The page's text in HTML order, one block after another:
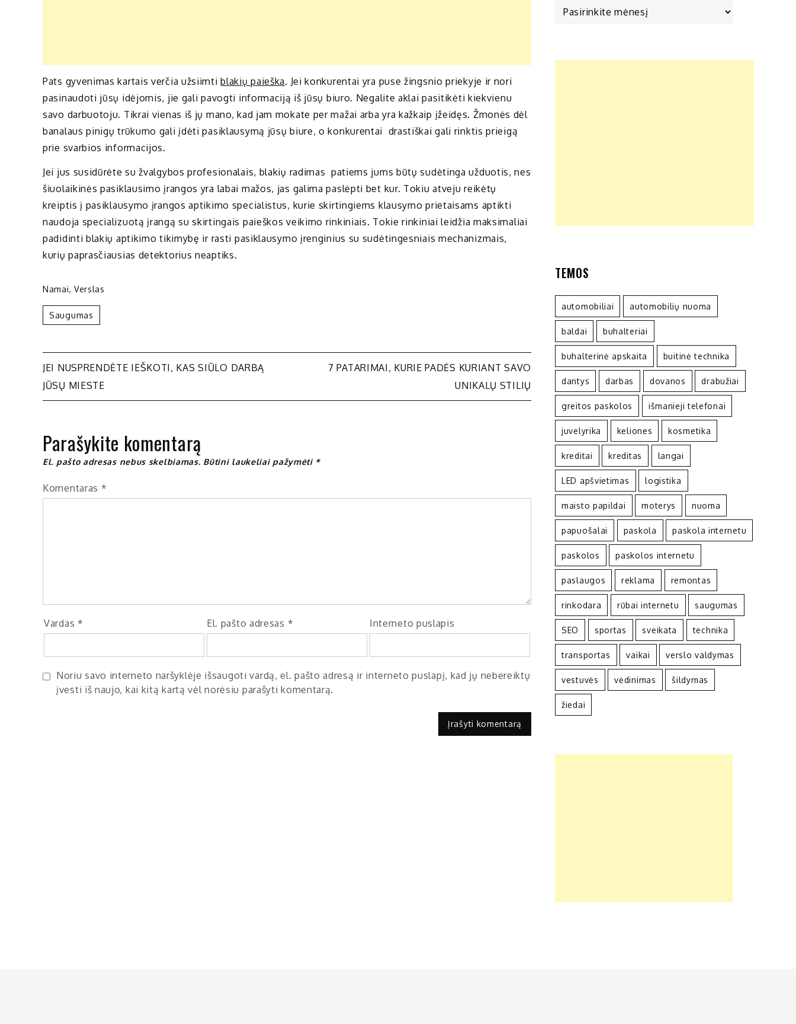
Pats gyvenimas kartais verčia užsiimtiblakių paieška. Jei konkurentai yra puse žingsnio priekyje ir nori
pasinaudoti jūsų idėjomis, jie gali pavogti informaciją iš jūsų biuro. Negalite aklai pasitikėti kiekvienu
savo darbuotoju. Tikrai vienas iš jų mano, kad jam mokate per mažai arba yra kažkaip įžeidęs. Žmonės dėl
banalaus pinigų trūkumo gali įdėti pasiklausymą jūsų biure, o konkurentai drastiškai gali rinktis prieigą
prie svarbios informacijos.
Jei jus susidūrėte su žvalgybos profesionalais, blakių radimas patiems jums būtų sudėtinga užduotis, nes
šiuolaikinės pasiklausimo įrangos yra labai mažos, jas galima paslėpti bet kur. Tokiu atveju reikėtų
kreiptis į pasiklausymo įrangos aptikimo specialistus, kurie skirtingiems klausymo prietaisams aptikti
naudoja specializuotą įrangą su skirtingais paieškos veikimo rinkiniais. Tokie rinkiniai leidžia maksimaliai
padidinti blakių aptikimo tikimybę ir rasti pasiklausymo įrenginius su sudėtingesniais mechanizmais,
kurių paprasčiausias detektorius neaptiks.
Namai, Verslas
Saugumas
Navigacija
tarp
įrašų
JEI NUSPRENDĖTE IEŠKOTI, KAS SIŪLO DARBĄ
JŪSŲ MIESTE
7 PATARIMAI, KURIE PADĖS KURIANT SAVO
UNIKALŲ STILIŲ
Parašykite komentarą
El. pašto adresas nebus skelbiamas. Būtini laukeliai pažymėti *
Komentaras *
Vardas * El. pašto adresas * Interneto puslapis
Noriu savo interneto naršyklėje išsaugoti vardą, el. pašto adresą ir interneto puslapį, kad jų nebereiktų
įvesti iš naujo, kai kitą kartą vėl norėsiu parašyti komentarą.
TEMOS
automobiliai automobilių nuoma
baldai buhalteriai
buhalterinė apskaita buitinė technika
dantys darbas dovanos drabužiai
greitos paskolos išmanieji telefonai
juvelyrika keliones kosmetika
kreditai kreditas langai
LED apšvietimas logistika
maisto papildai moterys nuoma
papuošalai paskola paskola internetu
paskolos paskolos internetu
paslaugos reklama remontas
rinkodara rūbai internetu saugumas
SEO sportas sveikata technika
transportas vaikai verslo valdymas
vestuvės vėdinimas šildymas
žiedai